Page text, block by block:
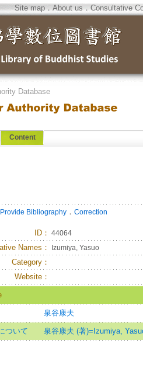
Site map．About us．Consultative
Database
Content
Provide Bibliography ． Correction
ID ： 44064
Names： Izumiya, Yasuo
Category：
Website：
泉谷康夫
ついて 泉谷康夫 (著)=Izumiya,